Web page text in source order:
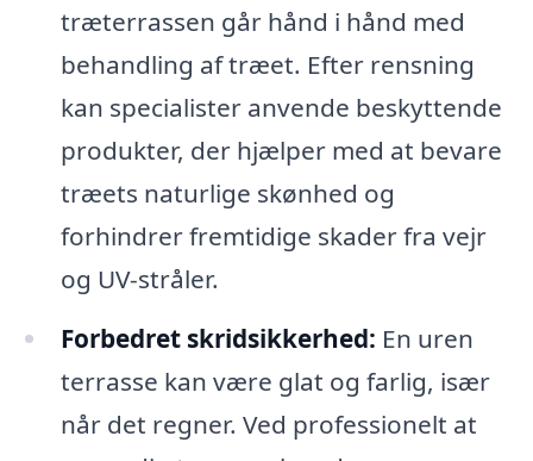
træterrassen går hånd i hånd med
behandling af træet. Efter rensning
kan specialister anvende beskyttende
produkter, der hjælper med at bevare
træets naturlige skønhed og
forhindrer fremtidige skader fra vejr
og UV-stråler.
Forbedret skridsikkerhed: En uren
terrasse kan være glat og farlig, især
når det regner. Ved professionelt at